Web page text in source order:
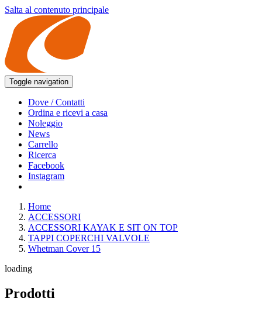
Salta al contenuto principale
Toggle navigation
Dove / Contatti
Ordina e ricevi a casa
Noleggio
News
Carrello
Ricerca
Facebook
Instagram
Home
ACCESSORI
ACCESSORI KAYAK E SIT ON TOP
TAPPI COPERCHI VALVOLE
Whetman Cover 15
loading
Prodotti